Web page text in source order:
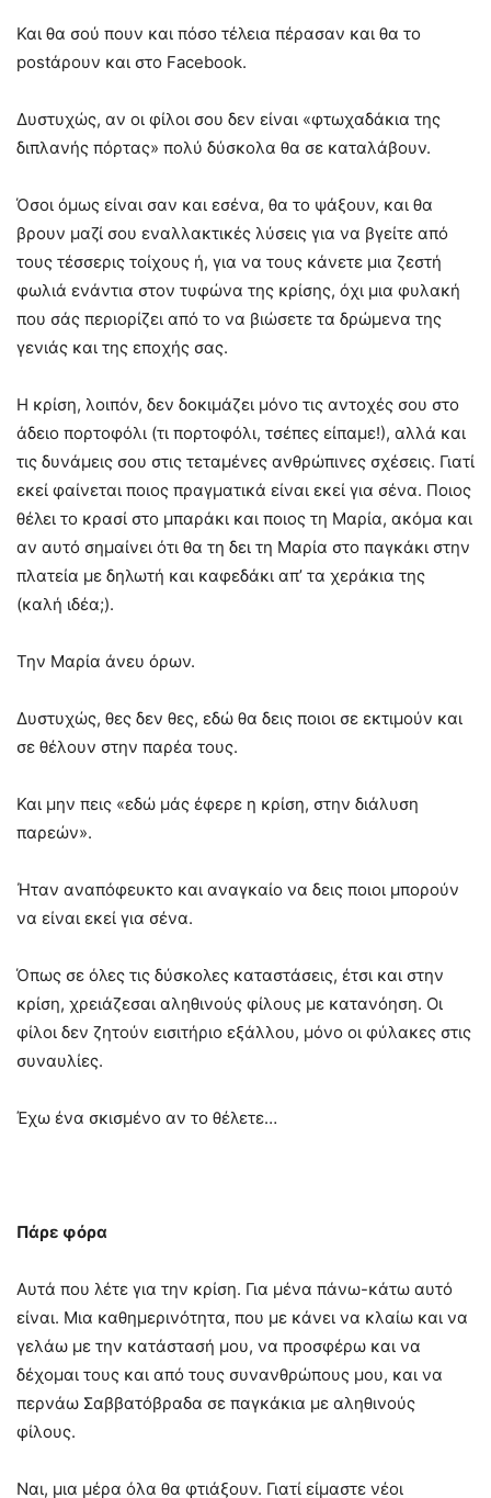
Και θα σού πουν και πόσο τέλεια πέρασαν και θα το
postάρουν και στο Facebook.
Δυστυχώς, αν οι φίλοι σου δεν είναι «φτωχαδάκια της
διπλανής πόρτας» πολύ δύσκολα θα σε καταλάβουν.
Όσοι όμως είναι σαν και εσένα, θα το ψάξουν, και θα
βρουν μαζί σου εναλλακτικές λύσεις για να βγείτε από
τους τέσσερις τοίχους ή, για να τους κάνετε μια ζεστή
φωλιά ενάντια στον τυφώνα της κρίσης, όχι μια φυλακή
που σάς περιορίζει από το να βιώσετε τα δρώμενα της
γενιάς και της εποχής σας.
Η κρίση, λοιπόν, δεν δοκιμάζει μόνο τις αντοχές σου στο
άδειο πορτοφόλι (τι πορτοφόλι, τσέπες είπαμε!), αλλά και
τις δυνάμεις σου στις τεταμένες ανθρώπινες σχέσεις. Γιατί
εκεί φαίνεται ποιος πραγματικά είναι εκεί για σένα. Ποιος
θέλει το κρασί στο μπαράκι και ποιος τη Μαρία, ακόμα και
αν αυτό σημαίνει ότι θα τη δει τη Μαρία στο παγκάκι στην
πλατεία με δηλωτή και καφεδάκι απ’ τα χεράκια της
(καλή ιδέα;).
Την Μαρία άνευ όρων.
Δυστυχώς, θες δεν θες, εδώ θα δεις ποιοι σε εκτιμούν και
σε θέλουν στην παρέα τους.
Και μην πεις «εδώ μάς έφερε η κρίση, στην διάλυση
παρεών».
Ήταν αναπόφευκτο και αναγκαίο να δεις ποιοι μπορούν
να είναι εκεί για σένα.
Όπως σε όλες τις δύσκολες καταστάσεις, έτσι και στην
κρίση, χρειάζεσαι αληθινούς φίλους με κατανόηση. Οι
φίλοι δεν ζητούν εισιτήριο εξάλλου, μόνο οι φύλακες στις
συναυλίες.
Έχω ένα σκισμένο αν το θέλετε…
Πάρε φόρα
Αυτά που λέτε για την κρίση. Για μένα πάνω-κάτω αυτό
είναι. Μια καθημερινότητα, που με κάνει να κλαίω και να
γελάω με την κατάστασή μου, να προσφέρω και να
δέχομαι τους και από τους συνανθρώπους μου, και να
περνάω Σαββατόβραδα σε παγκάκια με αληθινούς
φίλους.
Ναι, μια μέρα όλα θα φτιάξουν. Γιατί είμαστε νέοι